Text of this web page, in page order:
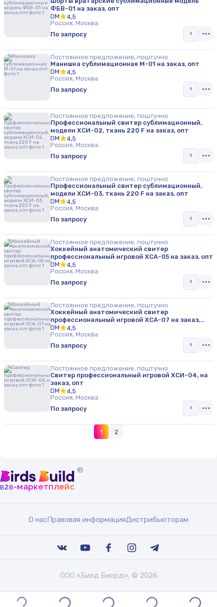
ФБВ-01 на заказ, опт
DM
4,5
Россия, Москва
По запросу
Постоянное предложение, поштучно
Манишка сублимационная М-01 на заказ, опт
DM
4,5
Россия, Москва
По запросу
Постоянное предложение, поштучно
Профессиональный свитер сублимационный,
модели ХСИ-02, ткань 220 F на заказ, опт
DM
4,5
Россия, Москва
По запросу
Постоянное предложение, поштучно
Профессиональный свитер сублимационный,
модели ХСИ-03, ткань 220 F на заказ, опт
DM
4,5
Россия, Москва
По запросу
Постоянное предложение, поштучно
Хоккейный анатомический свитер
профессиональный игровой ХСА-05 на заказ, опт
DM
4,5
Россия, Москва
По запросу
Постоянное предложение, поштучно
Хоккейный анатомический свитер
профессиональный игровой ХСА-07 на заказ,
опт
DM
4,5
Россия, Москва
По запросу
Постоянное предложение, поштучно
Свитер профессиональный игровой ХСИ-04, на
заказ, опт
DM
4,5
Россия, Москва
По запросу
1 2
®
b2b-маркетплейс
О насПравовая информацияДистрибьюторам
ООО «Билд Биорд», © 2026